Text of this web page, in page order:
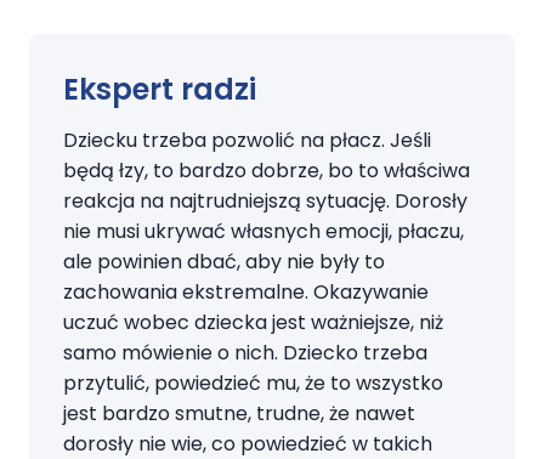
Ekspert radzi
Dziecku trzeba pozwolić na płacz. Jeśli
będą łzy, to bardzo dobrze, bo to właściwa
reakcja na najtrudniejszą sytuację. Dorosły
nie musi ukrywać własnych emocji, płaczu,
ale powinien dbać, aby nie były to
zachowania ekstremalne. Okazywanie
uczuć wobec dziecka jest ważniejsze, niż
samo mówienie o nich. Dziecko trzeba
przytulić, powiedzieć mu, że to wszystko
jest bardzo smutne, trudne, że nawet
dorosły nie wie, co powiedzieć w takich